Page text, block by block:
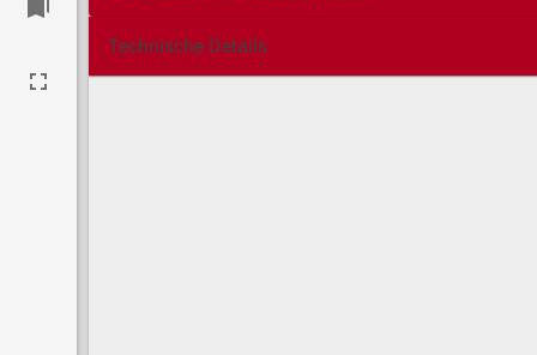
Technische Details